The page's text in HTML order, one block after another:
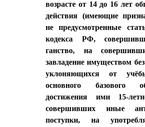
возрасте от 14 до 16 лет
действия (имеющие
не предусмотренные
кодекса РФ,
ганство, на
завладение имуществом
уклоняющихся от
основного базового
достижения ими 15-
совершивших иные
поступки, на